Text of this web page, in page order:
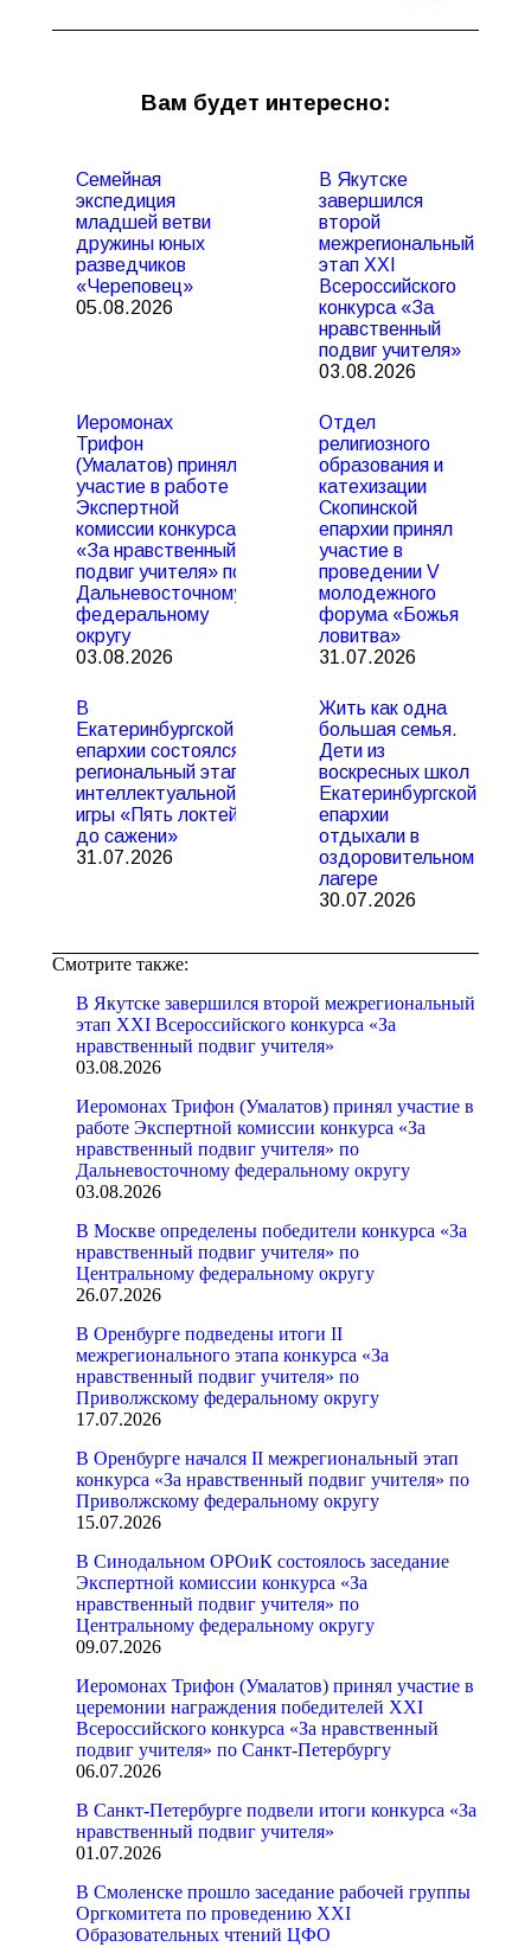
Вам будет интересно:
Семейная
экспедиция
младшей ветви
дружины юных
разведчиков
«Череповец»
05.08.2026
В Якутске
завершился
второй
межрегиональный
этап XXI
Всероссийского
конкурса «За
нравственный
подвиг учителя»
03.08.2026
Иеромонах
Трифон
(Умалатов) принял
участие в работе
Экспертной
комиссии конкурса
«За нравственный
подвиг учителя» по
Дальневосточному
федеральному
округу
03.08.2026
Отдел
религиозного
образования и
катехизации
Скопинской
епархии принял
участие в
проведении V
молодежного
форума «Божья
ловитва»
31.07.2026
В
Екатеринбургской
епархии состоялся
региональный этап
интеллектуальной
игры «Пять локтей
до сажени»
31.07.2026
Жить как одна
большая семья.
Дети из
воскресных школ
Екатеринбургской
епархии
отдыхали в
оздоровительном
лагере
30.07.2026
Смотрите также:
В Якутске завершился второй межрегиональный
этап XXI Всероссийского конкурса «За
нравственный подвиг учителя»
03.08.2026
Иеромонах Трифон (Умалатов) принял участие в
работе Экспертной комиссии конкурса «За
нравственный подвиг учителя» по
Дальневосточному федеральному округу
03.08.2026
В Москве определены победители конкурса «За
нравственный подвиг учителя» по
Центральному федеральному округу
26.07.2026
В Оренбурге подведены итоги II
межрегионального этапа конкурса «За
нравственный подвиг учителя» по
Приволжскому федеральному округу
17.07.2026
В Оренбурге начался II межрегиональный этап
конкурса «За нравственный подвиг учителя» по
Приволжскому федеральному округу
15.07.2026
В Синодальном ОРОиК состоялось заседание
Экспертной комиссии конкурса «За
нравственный подвиг учителя» по
Центральному федеральному округу
09.07.2026
Иеромонах Трифон (Умалатов) принял участие в
церемонии награждения победителей XXI
Всероссийского конкурса «За нравственный
подвиг учителя» по Санкт-Петербургу
06.07.2026
В Санкт-Петербурге подвели итоги конкурса «За
нравственный подвиг учителя»
01.07.2026
В Смоленске прошло заседание рабочей группы
Оргкомитета по проведению XXI
Образовательных чтений ЦФО